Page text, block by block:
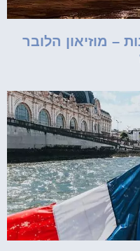
– מוזיאון הלובר